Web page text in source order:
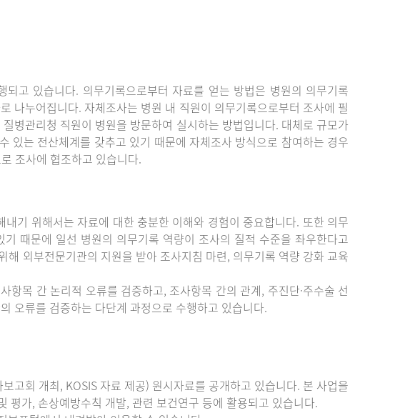
고 있습니다. 의무기록으로부터 자료를 얻는 방법은 병원의 의무기록
나누어집니다. 자체조사는 병원 내 직원이 의무기록으로부터 조사에 필
병관리청 직원이 병원을 방문하여 실시하는 방법입니다. 대체로 규모가
있는 전산체계를 갖추고 있기 때문에 자체조사 방식으로 참여하는 경우
조사에 협조하고 있습니다.
기 위해서는 자료에 대한 충분한 이해와 경험이 중요합니다. 또한 의무
때문에 일선 병원의 의무기록 역량이 조사의 질적 수준을 좌우한다고
외부전문기관의 지원을 받아 조사지침 마련, 의무기록 역량 강화 교육
목 간 논리적 오류를 검증하고, 조사항목 간의 관계, 주진단·주수술 선
오류를 검증하는 다단계 과정으로 수행하고 있습니다.
고회 개최, KOSIS 자료 제공) 원시자료를 공개하고 있습니다. 본 사업을
평가, 손상예방수칙 개발, 관련 보건연구 등에 활용되고 있습니다.